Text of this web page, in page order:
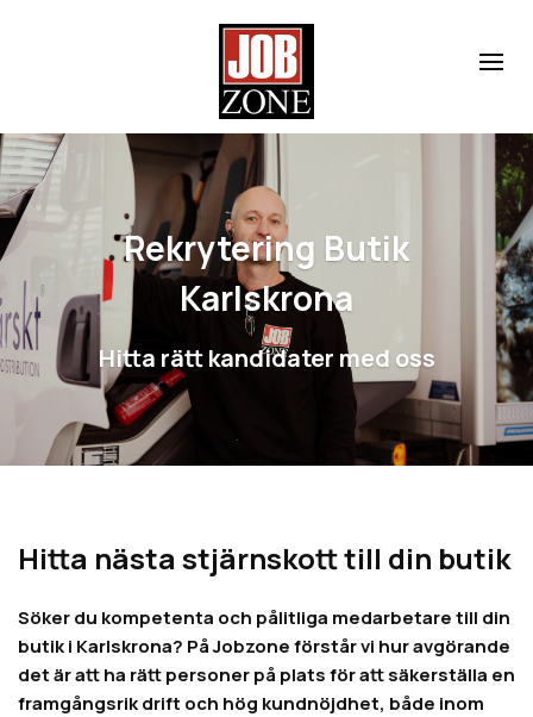
Rekrytering Butik
Karlskrona
Hitta rätt kandidater med oss
Hitta nästa stjärnskott till din butik
Söker du kompetenta och pålitliga medarbetare till din
butik i Karlskrona? På Jobzone förstår vi hur avgörande
det är att ha rätt personer på plats för att säkerställa en
framgångsrik drift och hög kundnöjdhet, både inom